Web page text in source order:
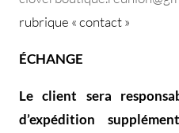
rubrique « contact »
ÉCHANGE
Le client sera
d’expédition